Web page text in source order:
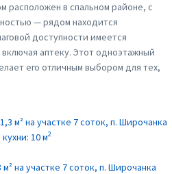
расположен в спальном районе, с
— рядом находится
доступности имеется
аптеку. Этот одноэтажный
его отличным выбором для тех,
10 м2
на участке 7 соток, п. Широчанка